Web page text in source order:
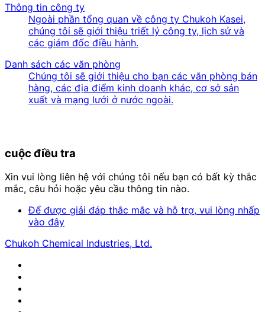
Thông tin công ty
Ngoài phần tổng quan về công ty Chukoh Kasei,
chúng tôi sẽ giới thiệu triết lý công ty, lịch sử và
các giám đốc điều hành.
Danh sách các văn phòng
Chúng tôi sẽ giới thiệu cho bạn các văn phòng bán
hàng, các địa điểm kinh doanh khác, cơ sở sản
xuất và mạng lưới ở nước ngoài.
cuộc điều tra
Xin vui lòng liên hệ với chúng tôi nếu bạn có bất kỳ thắc
mắc, câu hỏi hoặc yêu cầu thông tin nào.
Để được giải đáp thắc mắc và hỗ trợ, vui lòng nhấp
vào đây
Chukoh Chemical Industries, Ltd.